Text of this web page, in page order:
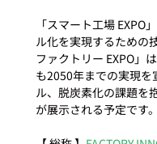
「スマート工場 EXPO
ル化を実現するための
ファクトリー EXPO」
も2050年までの実現
ル、脱炭素化の課題を
が展示される予定です。